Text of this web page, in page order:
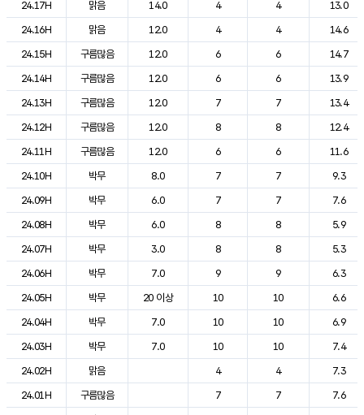
24.17H
맑음 14.0 4 4
13.0
24.16H
맑음 12.0 4 4
14.6
24.15H
구름많음 12.0 6 6
14.7
24.14H
구름많음 12.0 6 6
13.9
24.13H
구름많음 12.0 7 7
13.4
24.12H
구름많음 12.0 8 8
12.4
24.11H
구름많음 12.0 6 6
11.6
24.10H
박무 8.0 7 7
9.3
24.09H
박무 6.0 7 7
7.6
24.08H
박무 6.0 8 8
5.9
24.07H
박무 3.0 8 8
5.3
24.06H
박무 7.0 9 9
6.3
24.05H
박무 20 이상 10 10
6.6
24.04H
박무 7.0 10 10
6.9
24.03H
박무 7.0 10 10
7.4
24.02H
맑음 4 4
7.3
24.01H
구름많음 7 7
7.6